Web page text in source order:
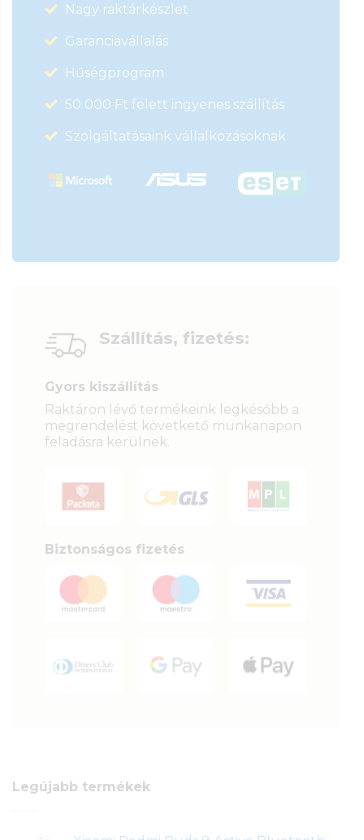
Nagy raktárkészlet
Garanciavállalás
Hűségprogram
50 000 Ft felett ingyenes szállítás
Szolgáltatásaink vállalkozásoknak
Szállítás, fizetés:
Gyors kiszállítás
Raktáron lévő termékeink legkésőbb a
megrendelést követkető munkanapon
feladásra kerülnek.
Biztonságos fizetés
Legújabb termékek